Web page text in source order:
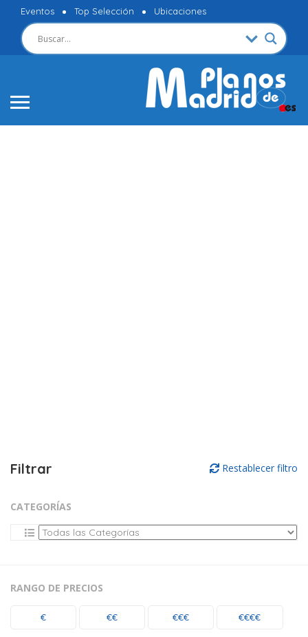
Eventos Top Selección Ubicaciones
Filtrar Restablecer filtro
CATEGORÍAS
RANGO DE PRECIOS
€ €€ €€€ €€€€